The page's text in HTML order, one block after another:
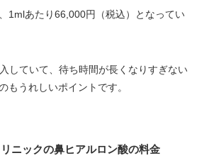
1mlあたり66,000円（税込）となってい
していて、待ち時間が長くなりすぎない
もうれしいポイントです。
ニックの鼻ヒアルロン酸の料金